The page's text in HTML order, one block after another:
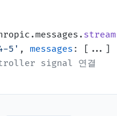
messages . stream
5' , messages : [...]
signal 연결